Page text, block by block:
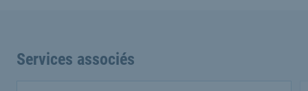
Services associés